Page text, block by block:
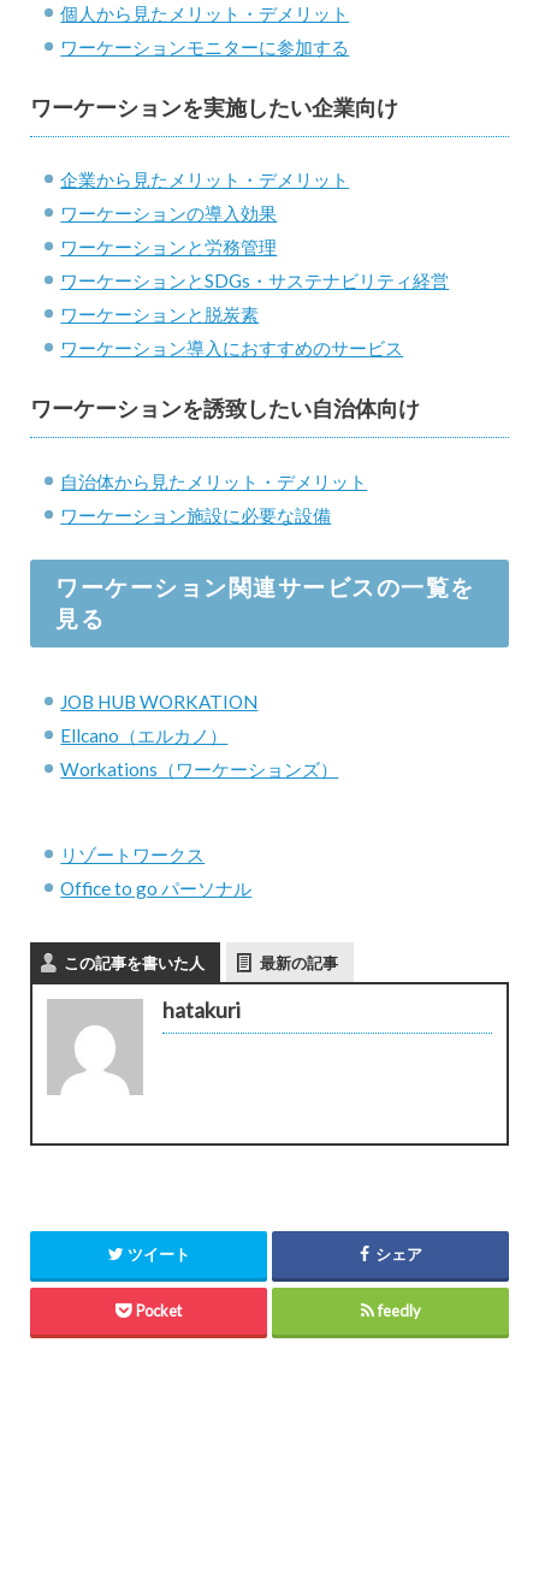
個人から見たメリット・デメリット
ワーケーションモニターに参加する
ワーケーションを実施したい企業向け
企業から見たメリット・デメリット
ワーケーションの導入効果
ワーケーションと労務管理
ワーケーションとSDGs・サステナビリティ経営
ワーケーションと脱炭素
ワーケーション導入におすすめのサービス
ワーケーションを誘致したい自治体向け
自治体から見たメリット・デメリット
ワーケーション施設に必要な設備
ワーケーション関連サービスの一覧を
見る
JOB HUB WORKATION
Ellcano（エルカノ）
Workations（ワーケーションズ）
リゾートワークス
Office to go パーソナル
この記事を書いた人 最新の記事
hatakuri
ツイート シェア
Pocket feedly